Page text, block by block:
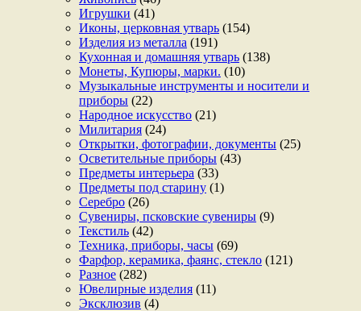
Игрушки (41)
Иконы, церковная утварь (154)
Изделия из металла (191)
Кухонная и домашняя утварь (138)
Монеты, Купюры, марки. (10)
Музыкальные инструменты и носители и
приборы (22)
Народное искусство (21)
Милитария (24)
Открытки, фотографии, документы (25)
Осветительные приборы (43)
Предметы интерьера (33)
Предметы под старину (1)
Серебро (26)
Сувениры, псковские сувениры (9)
Текстиль (42)
Техника, приборы, часы (69)
Фарфор, керамика, фаянс, стекло (121)
Разное (282)
Ювелирные изделия (11)
Эксклюзив (4)